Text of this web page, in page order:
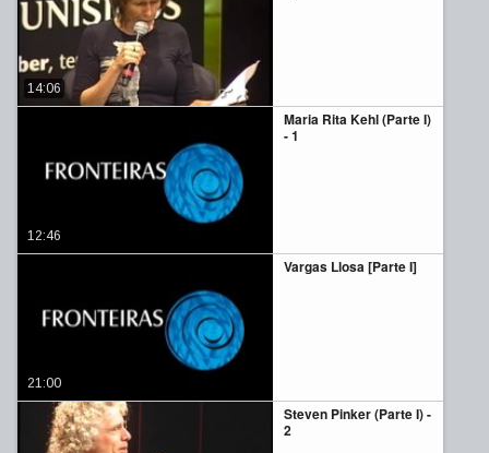
14:06
Maria Rita Kehl (Parte I)
- 1
12:46
Vargas Llosa [Parte I]
21:00
Steven Pinker (Parte I) -
2